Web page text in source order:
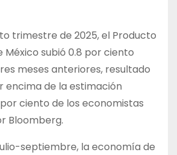
trimestre de 2025, el Producto
México subió 0.8 por ciento
meses anteriores, resultado
encima de la estimación
ciento de los economistas
Bloomberg.
septiembre, la economía de